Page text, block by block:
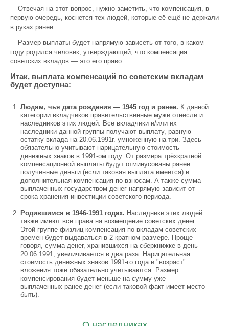
Отвечая на этот вопрос, нужно заметить, что компенсация, в
первую очередь, коснется тех людей, которые её ещё не держали
в руках ранее.
Размер выплаты будет напрямую зависеть от того, в каком
году родился человек, утверждающий, что компенсация
советских вкладов — это его право.
Итак, выплата компенсаций по советским вкладам
будет доступна:
Людям, чья дата рождения — 1945 год и ранее. К данной
категории вкладчиков правительственные мужи отнесли и
наследников этих людей. Все вкладчики и/или их
наследники данной группы получают выплату, равную
остатку вклада на 20.06.1991г. умноженную на три. Здесь
обязательно учитывают нарицательную стоимость
денежных знаков в 1991-ом году. От размера трёхкратной
компенсационной выплаты будут отминусованы ранее
полученные деньги (если таковая выплата имеется) и
дополнительная компенсация по взносам. А также сумма
выплаченных государством денег напрямую зависит от
срока хранения инвестиции советского периода.
Родившимся в 1946-1991 годах. Наследники этих людей
также имеют все права на возмещение советских денег.
Этой группе физлиц компенсация по вкладам советских
времен будет выдаваться в 2-кратном размере. Проще
говоря, сумма денег, хранившихся на сберкнижке в день
20.06.1991, увеличивается в два раза. Нарицательная
стоимость денежных знаков 1991-го года и "возраст"
вложения тоже обязательно учитываются. Размер
компенсирования будет меньше на сумму уже
выплаченных ранее денег (если таковой факт имеет место
быть).